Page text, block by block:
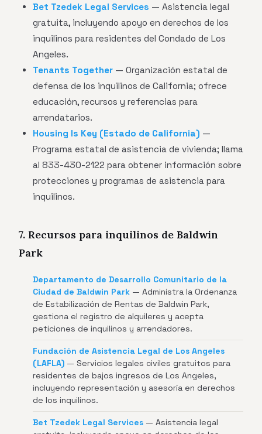
Bet Tzedek Legal Services — Asistencia legal
gratuita, incluyendo apoyo en derechos de los
inquilinos para residentes del Condado de Los
Angeles.
Tenants Together — Organización estatal de
defensa de los inquilinos de California; ofrece
educación, recursos y referencias para
arrendatarios.
Housing Is Key (Estado de California) —
Programa estatal de asistencia de vivienda; llama
al 833-430-2122 para obtener información sobre
protecciones y programas de asistencia para
inquilinos.
7. Recursos para inquilinos de Baldwin
Park
Departamento de Desarrollo Comunitario de la
Ciudad de Baldwin Park — Administra la Ordenanza
de Estabilización de Rentas de Baldwin Park,
gestiona el registro de alquileres y acepta
peticiones de inquilinos y arrendadores.
Fundación de Asistencia Legal de Los Angeles
(LAFLA) — Servicios legales civiles gratuitos para
residentes de bajos ingresos de Los Angeles,
incluyendo representación y asesoría en derechos
de los inquilinos.
Bet Tzedek Legal Services — Asistencia legal